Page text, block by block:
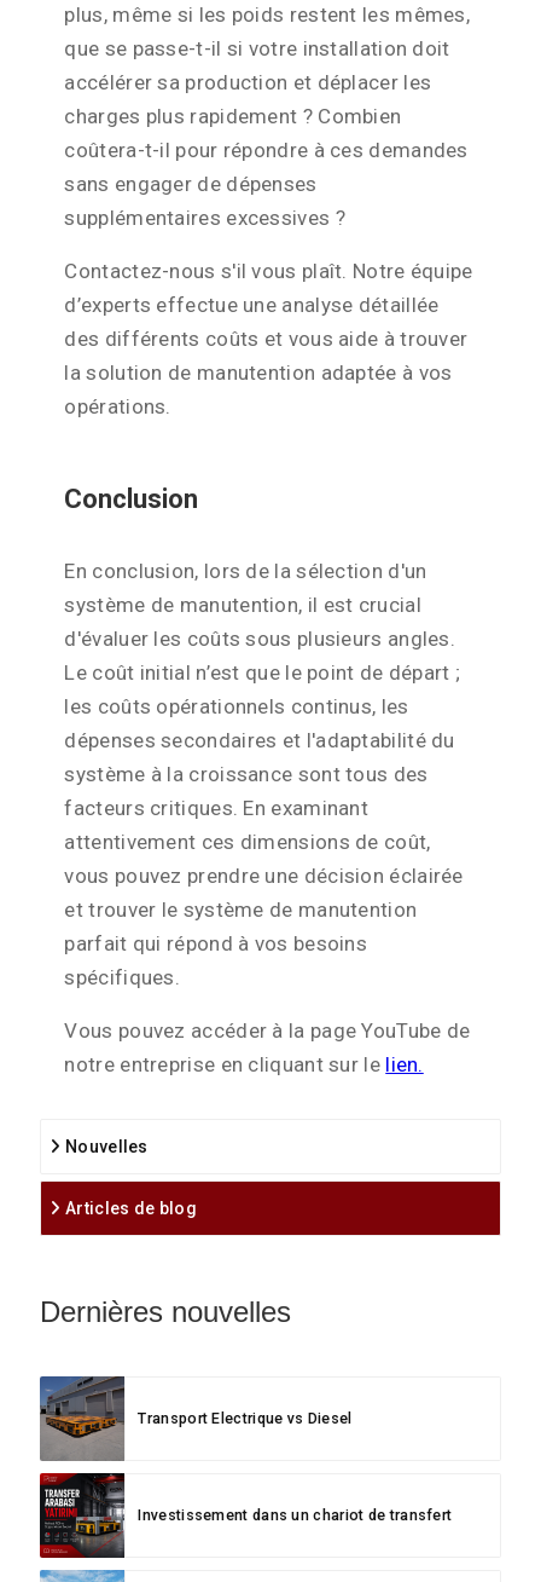
plus, même si les poids restent les mêmes,
que se passe-t-il si votre installation doit
accélérer sa production et déplacer les
charges plus rapidement ? Combien
coûtera-t-il pour répondre à ces demandes
sans engager de dépenses
supplémentaires excessives ?
Contactez-nous s'il vous plaît. Notre équipe
d’experts effectue une analyse détaillée
des différents coûts et vous aide à trouver
la solution de manutention adaptée à vos
opérations.
Conclusion
En conclusion, lors de la sélection d'un
système de manutention, il est crucial
d'évaluer les coûts sous plusieurs angles.
Le coût initial n’est que le point de départ ;
les coûts opérationnels continus, les
dépenses secondaires et l'adaptabilité du
système à la croissance sont tous des
facteurs critiques. En examinant
attentivement ces dimensions de coût,
vous pouvez prendre une décision éclairée
et trouver le système de manutention
parfait qui répond à vos besoins
spécifiques.
Vous pouvez accéder à la page YouTube de
notre entreprise en cliquant sur le lien.
Nouvelles
Articles de blog
Dernières nouvelles
Transport Electrique vs Diesel
Investissement dans un chariot de transfert